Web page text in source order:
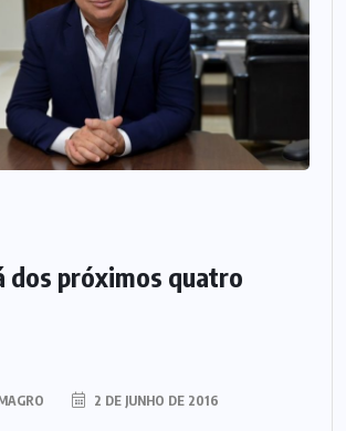
dos próximos quatro
2 DE JUNHO DE 2016